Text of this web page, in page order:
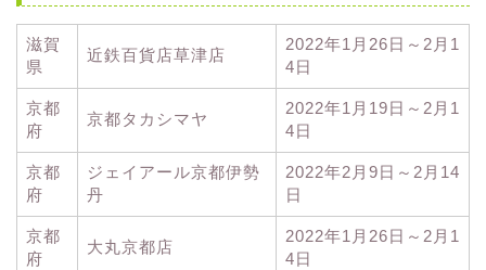
滋賀
県
近鉄百貨店草津店
2022年1月26日～2月1
4日
京都
府
京都タカシマヤ
2022年1月19日～2月1
4日
京都
府
ジェイアール京都伊勢
丹
2022年2月9日～2月14
日
京都
府
大丸京都店
2022年1月26日～2月1
4日